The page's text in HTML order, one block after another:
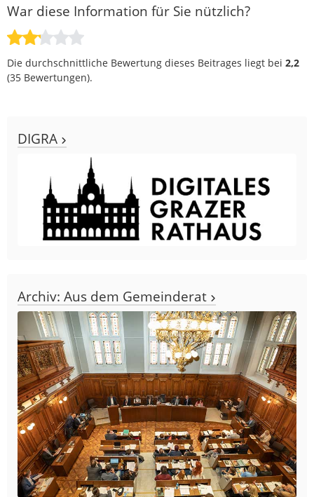
War diese Information für Sie nützlich?
Die durchschnittliche Bewertung dieses Beitrages liegt bei 2,2
(35 Bewertungen).
DIGRA
Archiv: Aus dem Gemeinderat